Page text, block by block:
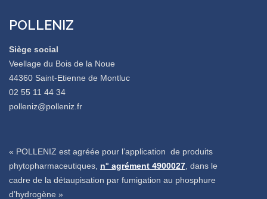
POLLENIZ
Siège social
Veellage du Bois de la Noue
44360 Saint-Etienne de Montluc
02 55 11 44 34
polleniz@polleniz.fr
« POLLENIZ est agréée pour l’application de produits
phytopharmaceutiques, n° agrément 4900027 , dans le
cadre de la détaupisation par fumigation au phosphure
d’hydrogène »